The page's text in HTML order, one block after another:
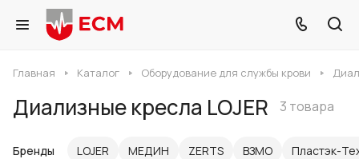
Главная Каталог Оборудование для службы крови
Диализные кресла LOJER 3 товара
Бренды LOJER МЕДИН ZERTS ВЗМО Пластэк-